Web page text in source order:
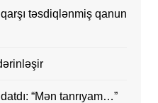
təsdiqlənmiş qanun
“Mən tanrıyam…”